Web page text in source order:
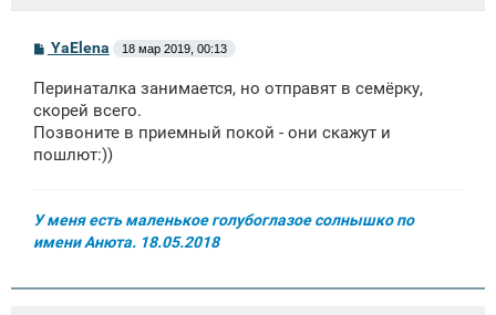
С
о
б
щ
н
и
YaElena 18 мар 2019, 00:13
Перинаталка занимается, но отправят в семёрку,
скорей всего.
Позвоните в приемный покой - они скажут и
пошлют:))
У меня есть маленькое голубоглазое солнышко по
имени Анюта. 18.05.2018